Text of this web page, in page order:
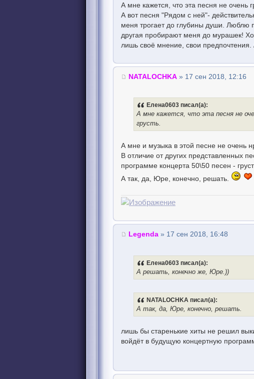
А мне кажется, что эта песня не очень
А вот песня "Рядом с ней"-
меня трогает до глубины души. Люблю
другая пробирают меня до мурашек!
лишь своё мнение, свои
NATALOCHKA » 17 сен 2018, 12:16
Елена0603 писал(а):
А мне кажется, что эта песня не
грусть.
А мне и музыка в этой песне не очень
В отличие от других представленных
программе концерта 50\50 песен -
А так, да, Юре, конечно, решать.
Legenda » 17 сен 2018, 16:48
Елена0603 писал(а):
А решать, конечно же, Юре.))
NATALOCHKA писал(а):
А так, да, Юре, конечно, решать.
лишь бы старенькие хиты не решил
войдёт в будущую концертную